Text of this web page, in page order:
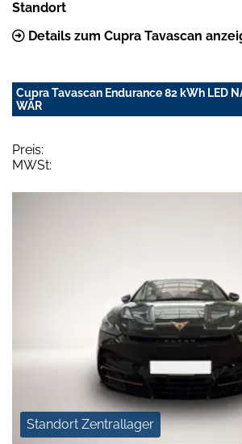
Standort
Details zum Cupra Tavascan
Cupra Tavascan Endurance 82 kWh LED
WÄR
Preis:
MWSt:
Standort Zentrallager